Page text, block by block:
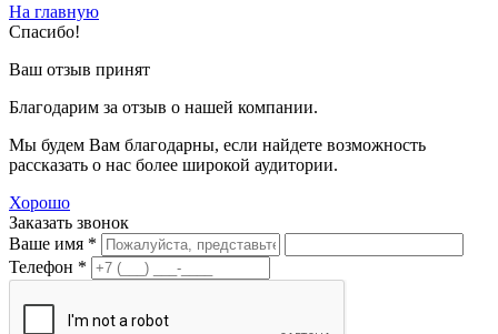
На главную
Спасибо!
Ваш отзыв принят
Благодарим за отзыв о нашей компании.
Мы будем Вам благодарны, если найдете возможность
рассказать о нас более широкой аудитории.
Хорошо
Заказать звонок
Ваше имя *
Телефон *